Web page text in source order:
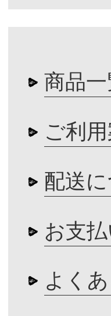
商品一
ご利
配送
お支
よく